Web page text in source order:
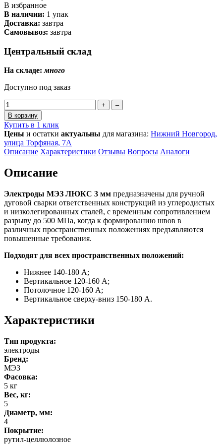
В избранное
В наличии: 1 упак
Доставка: завтра
Самовывоз: завтра
Центральный склад
На складе:много
Доступно под заказ
+
–
В корзину
Купить в 1 клик
Цены и остатки актуальны для магазина: Нижний Новгород,
улица Торфяная, 7А
Описание Характеристики Отзывы Вопросы Аналоги
Описание
Электроды МЭЗ ЛЮКС 3 мм предназначены для ручной
дуговой сварки ответственных конструкций из углеродистых
и низколегированных сталей, с временным сопротивлением
разрыву до 500 МПа, когда к формированию швов в
различных пространственных положениях предъявляются
повышенные требования.
Подходят для всех пространственных положений:
Нижнее 140-180 А;
Вертикальное 120-160 А;
Потолочное 120-160 А;
Вертикальное сверху-вниз 150-180 А.
Характеристики
Тип продукта:
электроды
Бренд:
МЭЗ
Фасовка:
5 кг
Вес, кг:
5
Диаметр, мм:
4
Покрытие:
рутил-целлюлозное